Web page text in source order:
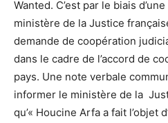
Wanted. C’est par le biais
ministère de la Justice
demande de coopération
dans le cadre de l’accord de
pays. Une note verbale
informer le ministère de la
qu’« Houcine Arfa a fait l’objet